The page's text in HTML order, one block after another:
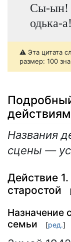
Сы-ын!
одька-а!
⚠️ Эта цитата
размер: 100
действиям
Названия
сцены —
Действие
старостой
Назначение
семьи
[ред.]